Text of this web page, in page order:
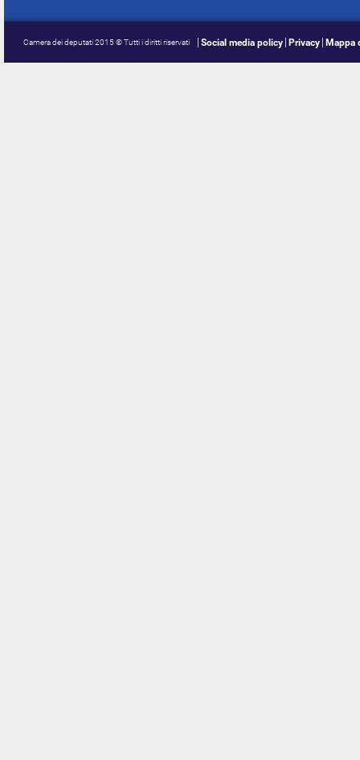
Camera dei deputati 2015 © Tutti i diritti riservati Social media policy Privacy Mappa